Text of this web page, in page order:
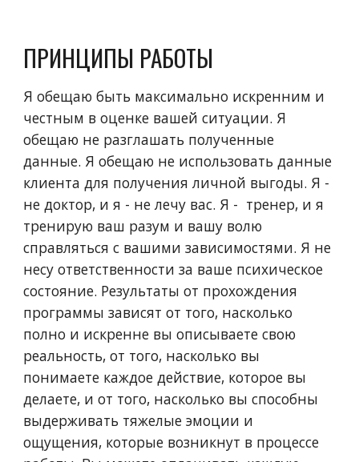
ПРИНЦИПЫ РАБОТЫ
Я обещаю быть максимально искренним и
честным в оценке вашей ситуации. Я
обещаю не разглашать полученные
данные. Я обещаю не использовать данные
клиента для получения личной выгоды. Я -
не доктор, и я - не лечу вас. Я - тренер, и я
тренирую ваш разум и вашу волю
справляться с вашими зависимостями. Я не
несу ответственности за ваше психическое
состояние. Результаты от прохождения
программы зависят от того, насколько
полно и искренне вы описываете свою
реальность, от того, насколько вы
понимаете каждое действие, которое вы
делаете, и от того, насколько вы способны
выдерживать тяжелые эмоции и
ощущения, которые возникнут в процессе